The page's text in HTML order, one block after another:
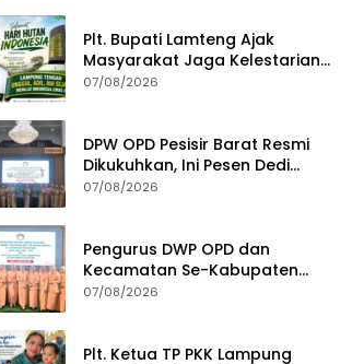
Plt. Bupati Lamteng Ajak
Masyarakat Jaga Kelestarian
Alam pada Peringatan Hari
07/08/2026
DPW OPD Pesisir Barat Resmi
Dikukuhkan, Ini Pesen Dedi
Irawan
07/08/2026
Pengurus DWP OPD dan
Kecamatan Se-Kabupaten
Pesisir Barat Resmi Dikukuhkan
07/08/2026
Plt. Ketua TP PKK Lampung